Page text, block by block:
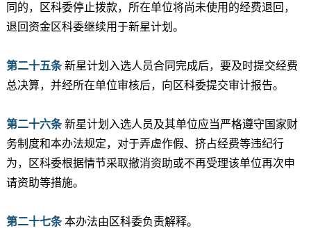
同的，区科委停止拨款，所在单位将尚未使用的经费退回，
退回资金区科委继续用于新星计划。
第二十五条新星计划入选人员合同完成后，要及时提交经费
总决算，并经所在单位审核后，向区科委提交审计报告。
第二十六条新星计划入选人员及其单位应当严格遵守国家财
务制度和本办法规定，对于弄虚作假、挤占经费等违纪行
为，区科委根据情节采取撤消资助或不再受理该单位再次申
请资助等措施。
第二十七条本办法由区科委负责解释。